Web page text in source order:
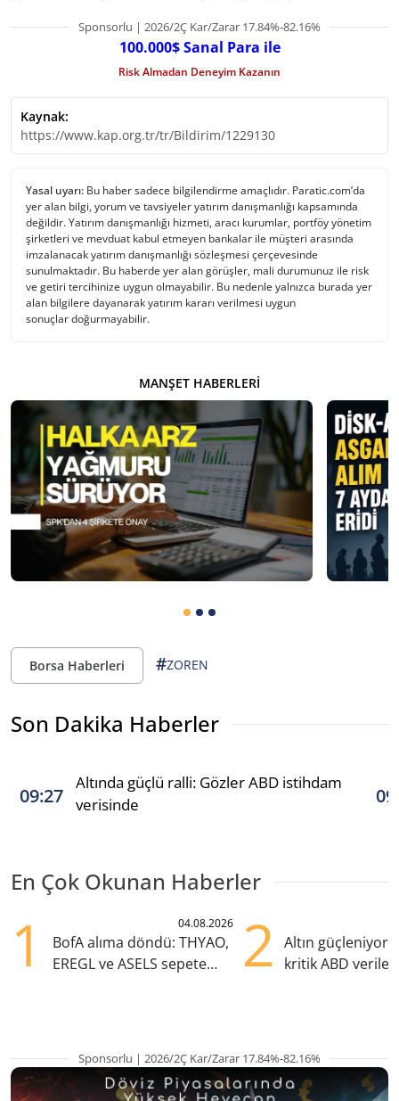
Sponsorlu | 2026/2Ç Kar/Zarar 17.84%-82.16%
100.000$ Sanal Para ile
Risk Almadan Deneyim Kazanın
Kaynak:
https://www.kap.org.tr/tr/Bildirim/1229130
Yasal uyarı: Bu haber sadece bilgilendirme amaçlıdır. Paratic.com’da
yer alan bilgi, yorum ve tavsiyeler yatırım danışmanlığı kapsamında
değildir. Yatırım danışmanlığı hizmeti, aracı kurumlar, portföy yönetim
şirketleri ve mevduat kabul etmeyen bankalar ile müşteri arasında
imzalanacak yatırım danışmanlığı sözleşmesi çerçevesinde
sunulmaktadır. Bu haberde yer alan görüşler, mali durumunuz ile risk
ve getiri tercihinize uygun olmayabilir. Bu nedenle yalnızca burada yer
alan bilgilere dayanarak yatırım kararı verilmesi uygun
sonuçlar doğurmayabilir.
MANŞET HABERLERI
Borsa Haberleri #ZOREN
Son Dakika Haberler
09:27
Altında güçlü ralli: Gözler ABD istihdam
verisinde
En Çok Okunan Haberler
1 04.08.2026
BofA alıma döndü: THYAO,
EREGL ve ASELS sepete
2
Altın güçleniyor:
kritik ABD
Sponsorlu | 2026/2Ç Kar/Zarar 17.84%-82.16%